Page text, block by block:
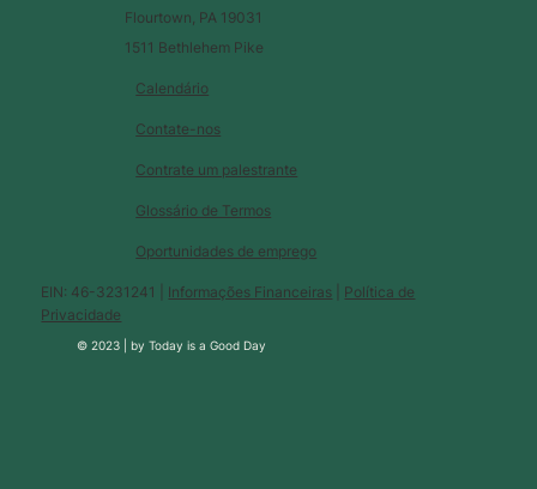
Calendário
Glossário de Termos
Contate-nos
Contrate um palestrante
Oportunidades de emprego
EIN: 46-3231241 | Informações Financeiras
Política de
Privacidade
© 2023 |byToday is a Good Day
Flourtown, PA 19031
1511 Bethlehem Pike